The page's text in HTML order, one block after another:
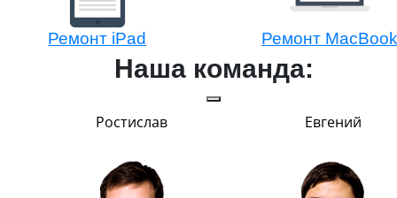
Ремонт iPad Ремонт MacBook
Наша команда:
Ростислав Евгений